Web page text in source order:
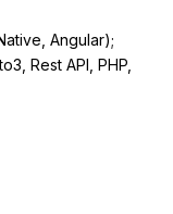
Angular);
Rest API, PHP,